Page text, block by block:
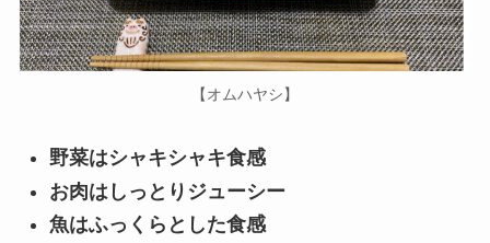
【オムハヤシ】
野菜はシャキシャキ食感
お肉はしっとりジューシー
魚はふっくらとした食感